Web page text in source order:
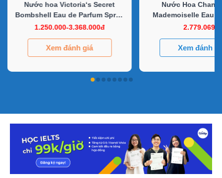
Nước hoa Victoria‘s Secret
Bombshell Eau de Parfum Spray
for Women
1.250.000-3.368.000đ
Xem đánh giá
Nước Hoa
Mademoiselle Eau
2.779.069đ
Xem đánh